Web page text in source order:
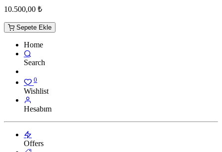
10.500,00 ₺
Sepete Ekle
Home
Search
0
Wishlist
Hesabım
Offers